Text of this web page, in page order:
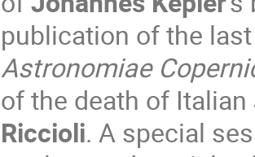
publication of the
Astronomiae
of the death of
Riccioli. A special